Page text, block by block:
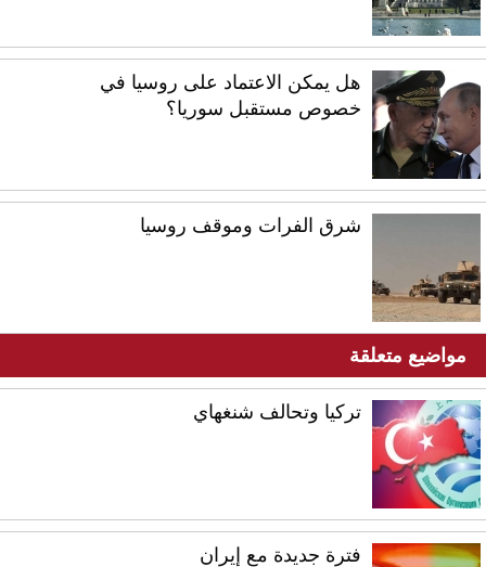
هل يمكن الاعتماد على روسيا في
خصوص مستقبل سوريا؟
شرق الفرات وموقف روسيا
مواضيع متعلقة
تركيا وتحالف شنغهاي
فترة جديدة مع إيران